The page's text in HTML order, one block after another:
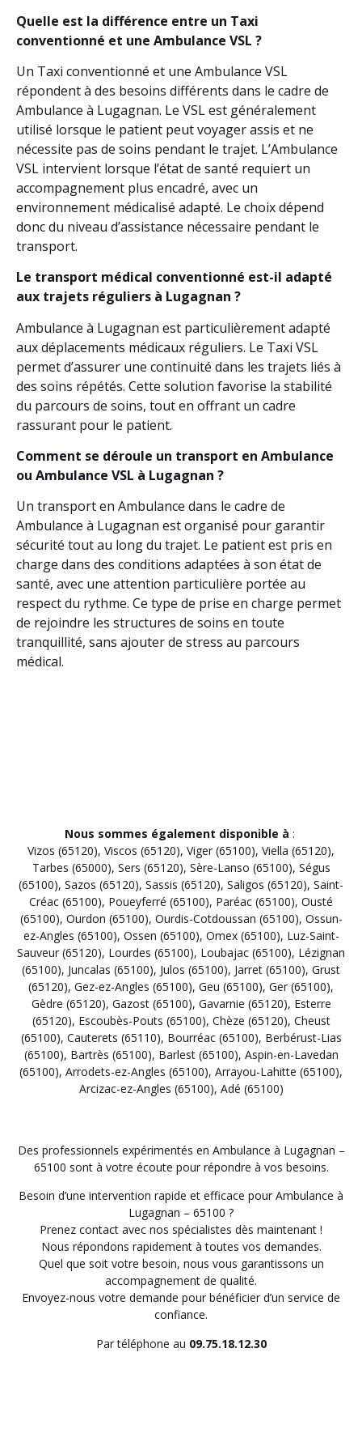
Quelle est la différence entre un Taxi
conventionné et une Ambulance VSL ?
Un Taxi conventionné et une Ambulance VSL
répondent à des besoins différents dans le cadre de
Ambulance à Lugagnan. Le VSL est généralement
utilisé lorsque le patient peut voyager assis et ne
nécessite pas de soins pendant le trajet. L’Ambulance
VSL intervient lorsque l’état de santé requiert un
accompagnement plus encadré, avec un
environnement médicalisé adapté. Le choix dépend
donc du niveau d’assistance nécessaire pendant le
transport.
Le transport médical conventionné est-il adapté
aux trajets réguliers à Lugagnan ?
Ambulance à Lugagnan est particulièrement adapté
aux déplacements médicaux réguliers. Le Taxi VSL
permet d’assurer une continuité dans les trajets liés à
des soins répétés. Cette solution favorise la stabilité
du parcours de soins, tout en offrant un cadre
rassurant pour le patient.
Comment se déroule un transport en Ambulance
ou Ambulance VSL à Lugagnan ?
Un transport en Ambulance dans le cadre de
Ambulance à Lugagnan est organisé pour garantir
sécurité tout au long du trajet. Le patient est pris en
charge dans des conditions adaptées à son état de
santé, avec une attention particulière portée au
respect du rythme. Ce type de prise en charge permet
de rejoindre les structures de soins en toute
tranquillité, sans ajouter de stress au parcours
médical.
Nous sommes également disponible à :
Vizos (65120), Viscos (65120), Viger (65100), Viella (65120),
Tarbes (65000), Sers (65120), Sère-Lanso (65100), Ségus
(65100), Sazos (65120), Sassis (65120), Saligos (65120), Saint-
Créac (65100), Poueyferré (65100), Paréac (65100), Ousté
(65100), Ourdon (65100), Ourdis-Cotdoussan (65100), Ossun-
ez-Angles (65100), Ossen (65100), Omex (65100), Luz-Saint-
Sauveur (65120), Lourdes (65100), Loubajac (65100), Lézignan
(65100), Juncalas (65100), Julos (65100), Jarret (65100), Grust
(65120), Gez-ez-Angles (65100), Geu (65100), Ger (65100),
Gèdre (65120), Gazost (65100), Gavarnie (65120), Esterre
(65120), Escoubès-Pouts (65100), Chèze (65120), Cheust
(65100), Cauterets (65110), Bourréac (65100), Berbérust-Lias
(65100), Bartrès (65100), Barlest (65100), Aspin-en-Lavedan
(65100), Arrodets-ez-Angles (65100), Arrayou-Lahitte (65100),
Arcizac-ez-Angles (65100), Adé (65100)
Des professionnels expérimentés en Ambulance à Lugagnan –
65100 sont à votre écoute pour répondre à vos besoins.
Besoin d’une intervention rapide et efficace pour Ambulance à
Lugagnan – 65100 ?
Prenez contact avec nos spécialistes dès maintenant !
Nous répondons rapidement à toutes vos demandes.
Quel que soit votre besoin, nous vous garantissons un
accompagnement de qualité.
Envoyez-nous votre demande pour bénéficier d’un service de
confiance.
Par téléphone au 09.75.18.12.30